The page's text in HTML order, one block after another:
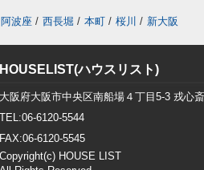
阿波座 / 西長堀 / 本町 / 桜川 / 新大阪
HOUSELIST(ハウスリスト)
大阪府大阪市中央区南船場４丁目5-3 戎心
TEL:06-6120-5544
FAX:06-6120-5545
Copyright(c) HOUSE LIST